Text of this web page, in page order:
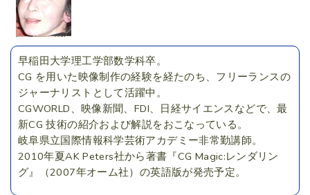
早稲田大学理工学部数学科卒。
CG を用いた映像制作の経験を経たのち、フリーランスの
ジャーナリストとして活躍中。
CGWORLD、映像新聞、FDI、日経サイエンスなどで、最
新CG 技術の紹介および解説をおこなっている。
岐阜県立国際情報科学芸術アカデミー非常勤講師。
2010年夏AK Peters社から著書『CG Magic:レンダリン
グ』（2007年オーム社）の英語版が発売予定。